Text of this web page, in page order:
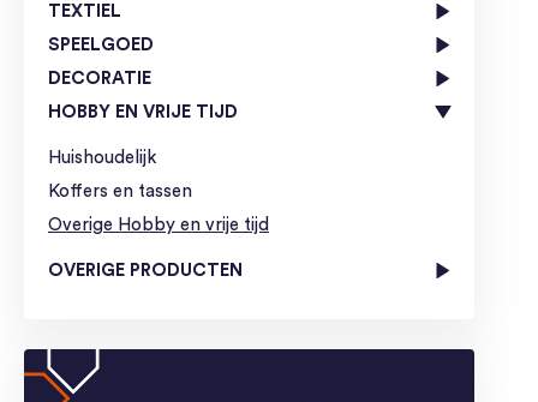
TEXTIEL
SPEELGOED
DECORATIE
HOBBY EN VRIJE TIJD
Huishoudelijk
Koffers en tassen
Overige Hobby en vrije tijd
OVERIGE PRODUCTEN